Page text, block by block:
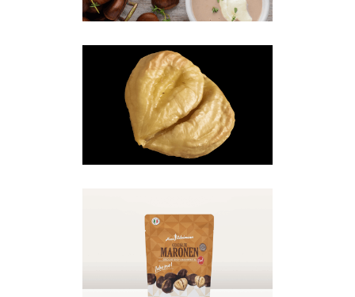
MARONEN MOOD
2
Maronen · Mood-Bilder
MARONEN
Maronen